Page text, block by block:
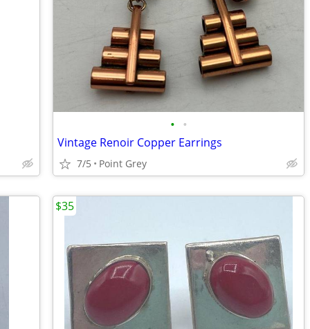
• •
Vintage Renoir Copper Earrings
7/5 Point Grey
$35